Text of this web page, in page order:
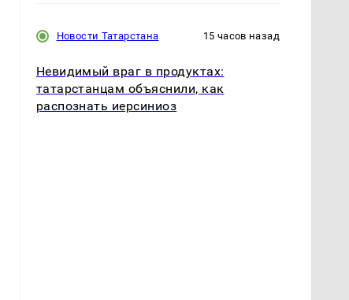
Новости Татарстана 15 часов назад
Невидимый враг в продуктах:
татарстанцам объяснили, как
распознать иерсиниоз